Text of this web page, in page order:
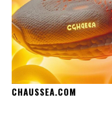
CHAUSSEA.COM